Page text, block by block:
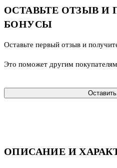
ОПИСАНИЕ И
ОСТАВЬТЕ ОТЗЫВ И
БОНУСЫ
Оставьте первый отзыв и
Это поможет другим